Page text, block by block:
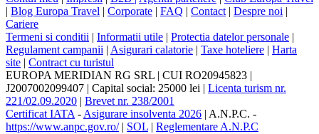
| Blog Europa Travel | Corporate | FAQ | Contact | Despre noi |
Cariere
Termeni si conditii | Informatii utile | Protectia datelor personale |
Regulament campanii | Asigurari calatorie | Taxe hoteliere | Harta
site | Contract cu turistul
EUROPA MERIDIAN RG SRL | CUI RO20945823 |
J2007002099407 | Capital social: 25000 lei | Licenta turism nr.
221/02.09.2020 | Brevet nr. 238/2001
Certificat IATA - Asigurare insolventa 2026 | A.N.P.C. -
https://www.anpc.gov.ro/| SOL | Reglementare A.N.P.C